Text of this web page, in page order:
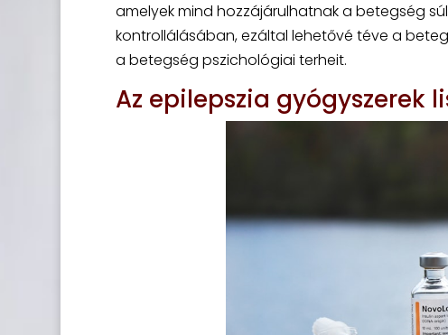
amelyek mind hozzájárulhatnak a betegség
kontrollálásában, ezáltal lehetővé téve a
a betegség pszichológiai terheit.
Az epilepszia gyógyszerek